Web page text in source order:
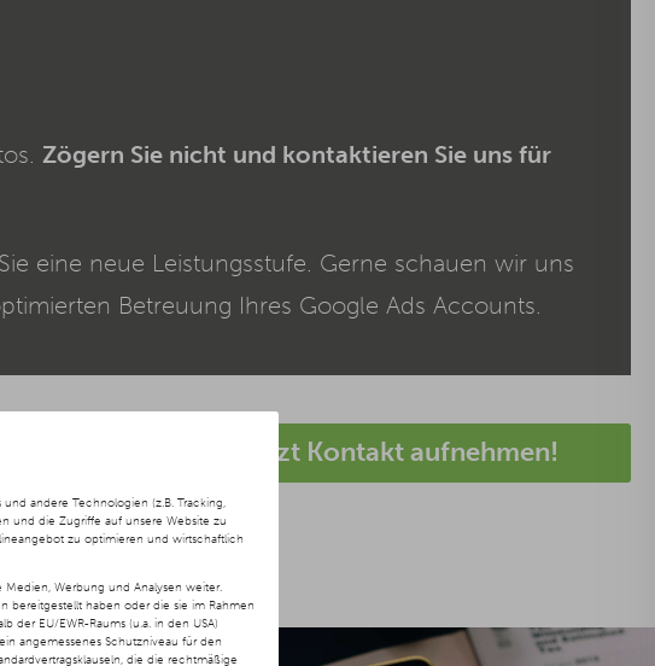
andere Technologien (z.B. Tracking,
und die Zugriffe auf unsere Website zu
zu optimieren und wirtschaftlich
Werbung und Analysen weiter.
bereitgestellt haben oder die sie im Rahmen
der EU/EWR-Raums (u.a. in den USA)
angemessenes Schutzniveau für den
die die rechtmäßige
Zögern Sie nicht und kontaktieren Sie uns für
eine neue Leistungsstufe. Gerne schauen wir uns
Betreuung Ihres Google Ads Accounts.
Jetzt Kontakt aufnehmen!